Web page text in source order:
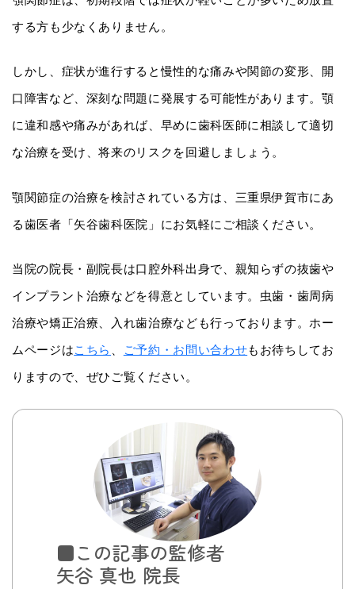
する方も少なくありません。
しかし、症状が進行すると慢性的な痛みや関節の変形、開
口障害など、深刻な問題に発展する可能性があります。顎
に違和感や痛みがあれば、早めに歯科医師に相談して適切
な治療を受け、将来のリスクを回避しましょう。
顎関節症の治療を検討されている方は、三重県伊賀市にあ
る歯医者「矢谷歯科医院」にお気軽にご相談ください。
当院の院長・副院長は口腔外科出身で、親知らずの抜歯や
インプラント治療などを得意としています。虫歯・歯周病
治療や矯正治療、入れ歯治療なども行っております。ホー
ムページはこちら ご予約・お問い合わせもお待ちしてお
りますので、ぜひご覧ください。
■この記事の監修者
矢谷 真也 院長